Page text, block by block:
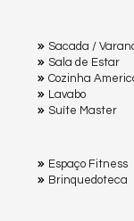
Sacada /
Sala de Estar
Cozinha
Lavabo
Suíte Master
Espaço Fitness
Brinquedoteca